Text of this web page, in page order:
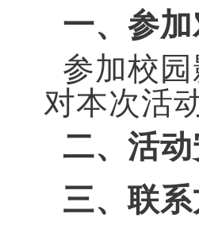
一、参
参加校
对本次活
二、活
三、联